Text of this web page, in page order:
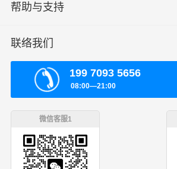
帮助与支持
联络我们
199 7093 5656
08:00—21:00
微信客服1